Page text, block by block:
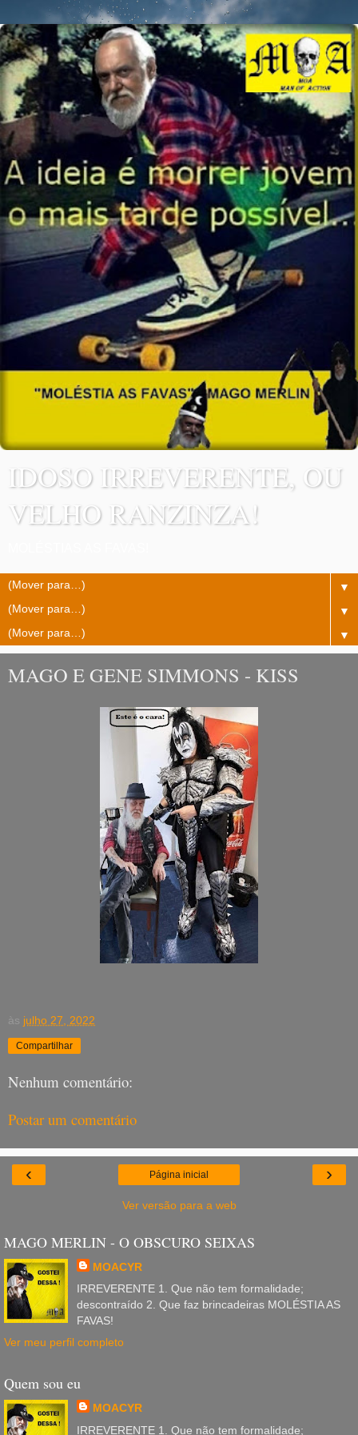
IDOSO IRREVERENTE, OU
VELHO RANZINZA!
▼
▼
▼
MAGO E GENE SIMMONS - KISS
às julho 27, 2022
Compartilhar
Nenhum comentário:
Postar um comentário
‹ ›
Página inicial
Ver versão para a web
MAGO MERLIN - O OBSCURO SEIXAS
MOACYR
IRREVERENTE 1. Que não tem formalidade;
descontraído 2. Que faz brincadeiras MOLÉSTIA AS
FAVAS!
Ver meu perfil completo
Quem sou eu
MOACYR
IRREVERENTE 1. Que não tem formalidade;